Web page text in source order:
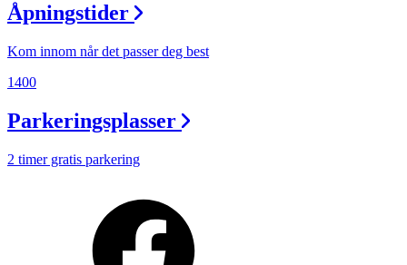
Åpningstider
Kom innom når det passer deg best
1400
Parkeringsplasser
2 timer gratis parkering